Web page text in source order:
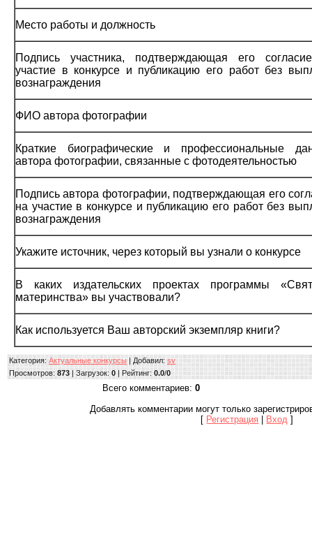
Место работы и должность
Подпись участника, подтверждающая его
участие в конкурсе и публикацию его работ без
вознаграждения
ФИО автора фотографии
Краткие биографические и профессиональные
автора фотографии, связанные с фотодеятельностью
Подпись автора фотографии, подтверждающая его
на участие в конкурсе и публикацию его работ без
вознаграждения
Укажите источник, через который вы узнали о конкурсе
В каких издательских проектах программы
материнства» вы участвовали?
Как используется Ваш авторский экземпляр книги?
Категория: Актуальные конкурсы Добавил: sv
Просмотров: 873 Загрузок: 0 Рейтинг: 0.0/0
Всего комментариев: 0
Добавлять комментарии могут только
[ Регистрация Вход ]